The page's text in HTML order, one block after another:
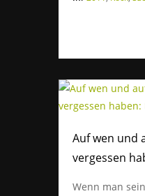
Auf wen und
vergessen
Wenn man